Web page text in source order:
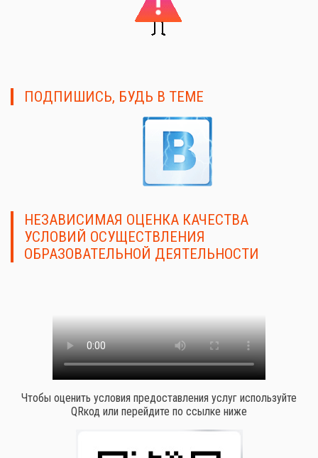
ПОДПИШИСЬ, БУДЬ В ТЕМЕ
НЕЗАВИСИМАЯ ОЦЕНКА КАЧЕСТВА
УСЛОВИЙ ОСУЩЕСТВЛЕНИЯ
ОБРАЗОВАТЕЛЬНОЙ ДЕЯТЕЛЬНОСТИ
Чтобы оценить условия предоставления услуг используйте
QRкод или перейдите по ссылке ниже